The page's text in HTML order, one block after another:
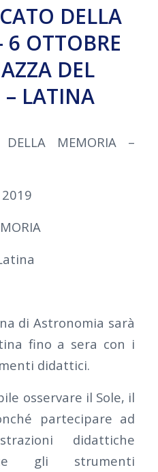
DELLA
OTTOBRE
DEL
– LATINA
MEMORIA –
di Astronomia sarà
fino a sera con i
didattici.
osservare il Sole, il
partecipare ad
didattiche
gli strumenti